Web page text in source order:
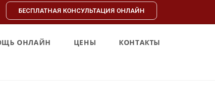
БЕСПЛАТНАЯ КОНСУЛЬТАЦИЯ ОНЛАЙН
ОНЛАЙН ЦЕНЫ КОНТАКТЫ